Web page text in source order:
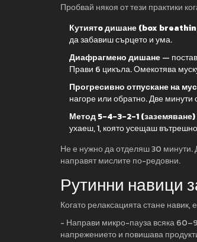
Пробвай някоя от тези практики
Кутиятo дишане (box
да забавиш сърцето и ума.
Диафрагмено дишане—
Прави 6 цикъла. Омекотява
Прогресивно отпускане на
нагоре или обратно. Две минути
Метод 5-4-3-2-1 (заземяване)
ухаеш, 1, която усещаш
Не е нужно да отделяш 30 минути.
направят мислите по-редовни.
Рутинни навици
Когато релаксацията стане
- Направи микро-пауза всяка
напрежението и повишава